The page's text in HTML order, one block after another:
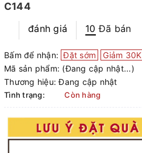
C144
đánh giá
10 Đã bán
Bấm để nhận: Đặt sớm
Giảm 30K
Mã sản phẩm: (Đang cập nhật...)
Thương hiệu: Đang cập nhật
Tình trạng: Còn hàng